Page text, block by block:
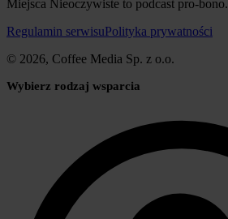
Miejsca Nieoczywiste to podcast pro-bono.
Regulamin serwisuPolityka prywatności
© 2026, Coffee Media Sp. z o.o.
Wybierz rodzaj wsparcia